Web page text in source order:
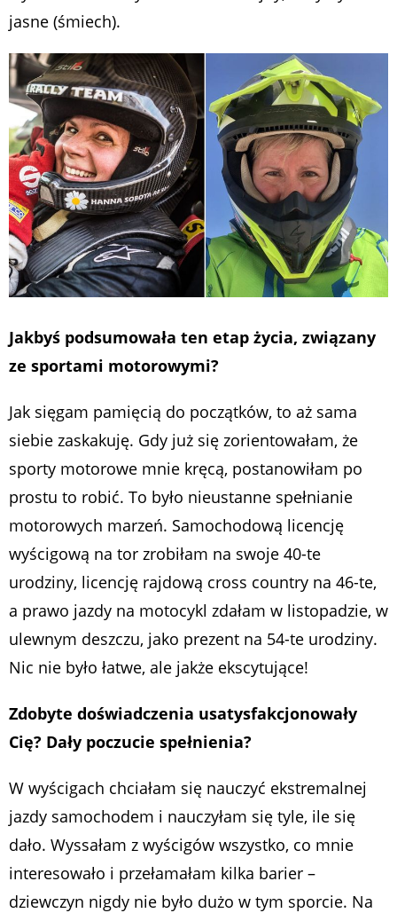
jasne (śmiech).
Jakbyś podsumowała ten etap życia, związany
ze sportami motorowymi?
Jak sięgam pamięcią do początków, to aż sama
siebie zaskakuję. Gdy już się zorientowałam, że
sporty motorowe mnie kręcą, postanowiłam po
prostu to robić. To było nieustanne spełnianie
motorowych marzeń. Samochodową licencję
wyścigową na tor zrobiłam na swoje 40-te
urodziny, licencję rajdową cross country na 46-te,
a prawo jazdy na motocykl zdałam w listopadzie, w
ulewnym deszczu, jako prezent na 54-te urodziny.
Nic nie było łatwe, ale jakże ekscytujące!
Zdobyte doświadczenia usatysfakcjonowały
Cię? Dały poczucie spełnienia?
W wyścigach chciałam się nauczyć ekstremalnej
jazdy samochodem i nauczyłam się tyle, ile się
dało. Wyssałam z wyścigów wszystko, co mnie
interesowało i przełamałam kilka barier –
dziewczyn nigdy nie było dużo w tym sporcie. Na